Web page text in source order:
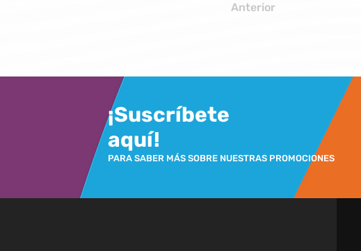
Anterior
¡Suscríbete
aquí!
PARA SABER MÁS SOBRE NUESTRAS PROMOCIONES